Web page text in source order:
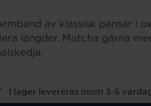
av klassisk pansar i
längder. Matcha gärna
I lager levereras inom 3-5